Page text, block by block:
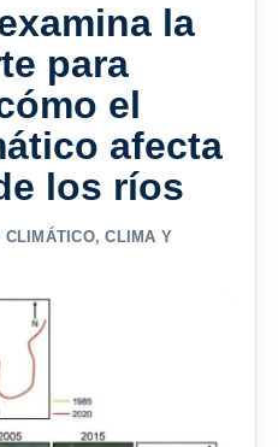
la
para
el
afecta
los ríos
CLIMÁTICO,CLIMA Y